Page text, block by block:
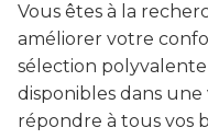
Vous êtes à la
améliorer votre
sélection
disponibles dans
répondre à tous vos